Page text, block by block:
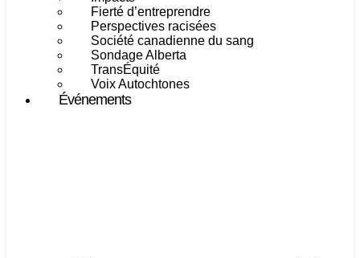
Fierté d’entreprendre
Perspectives racisées
Société canadienne du sang
Sondage Alberta
TransÉquité
Voix Autochtones
Événements